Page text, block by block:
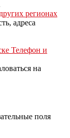
регионах
адреса
Телефон и
на
поля